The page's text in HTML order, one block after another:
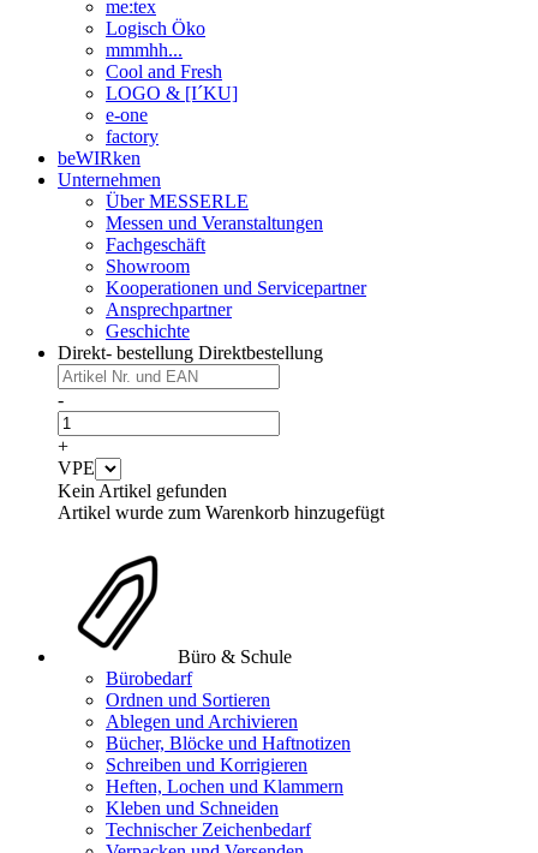
me:tex
Logisch Öko
mmmhh...
Cool and Fresh
LOGO & [I´KU]
e-one
factory
beWIRken
Unternehmen
Über MESSERLE
Messen und Veranstaltungen
Fachgeschäft
Showroom
Kooperationen und Servicepartner
Ansprechpartner
Geschichte
Direkt- bestellung Direktbestellung
-
+
VPE
Kein Artikel gefunden
Artikel wurde zum Warenkorb hinzugefügt
Büro & Schule
Bürobedarf
Ordnen und Sortieren
Ablegen und Archivieren
Bücher, Blöcke und Haftnotizen
Schreiben und Korrigieren
Heften, Lochen und Klammern
Kleben und Schneiden
Technischer Zeichenbedarf